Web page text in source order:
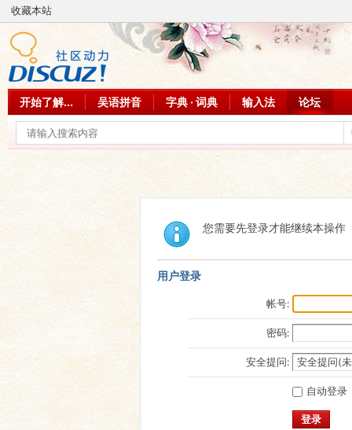
收藏本站
开始了解... 吴语拼音 字典 · 词典 输入法 论坛
您需要先登录才能继续本操作
用户登录
帐号:
密码:
安全提问:
自动登录
登录